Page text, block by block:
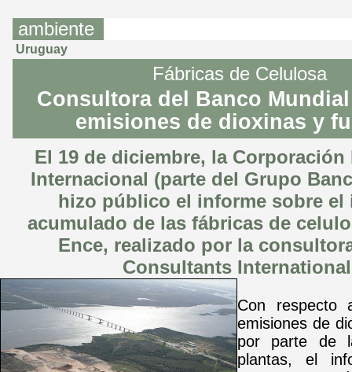
ambiente
Uruguay
Fábricas de Celulosa
Consultora del Banco
emisiones de dioxinas y
El 19 de diciembre, la Corporación
Internacional (parte del Grupo
hizo público el informe sobre el
acumulado de las fábricas de
Ence, realizado por la
Consultants
Con respecto
emisiones de
por parte de
plantas, el